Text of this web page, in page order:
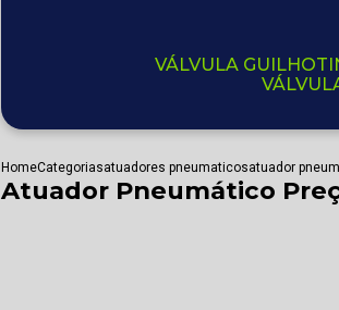
VÁLVULA
HomeCategoriasatuadores pneumaticosatuador
Atuador Pneumático